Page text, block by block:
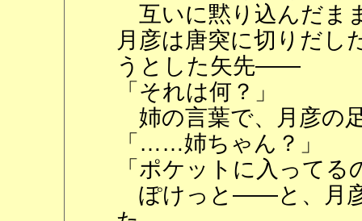
互いに黙り込んだま
月彦は唐突に切りだし
うとした矢先――
「それは何？」
姉の言葉で、月彦の
「……姉ちゃん？」
「ポケットに入ってる
ぽけっと――と、月彦